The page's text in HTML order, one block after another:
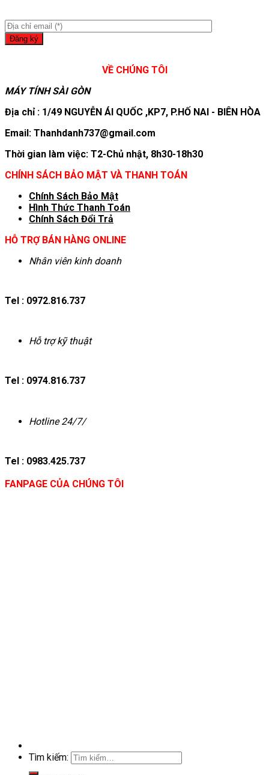
VỀ CHÚNG TÔI
MÁY TÍNH SÀI GÒN
Địa chỉ : 1/49 NGUYỄN ÁI QUỐC ,KP7, P.HỐ NAI - BIÊN HÒA
Email: Thanhdanh737@gmail.com
Thời gian làm việc: T2-Chủ nhật, 8h30-18h30
CHÍNH SÁCH BẢO MẬT VÀ THANH TOÁN
Chính Sách Bảo Mật
Hình Thức Thanh Toán
Chính Sách Đổi Trả
HỖ TRỢ BÁN HÀNG ONLINE
Nhân viên kinh doanh
Tel : 0972.816.737
Hỗ trợ kỹ thuật
Tel : 0974.816.737
Hotline 24/7/
Tel : 0983.425.737
FANPAGE CỦA CHÚNG TÔI
Tìm kiếm: